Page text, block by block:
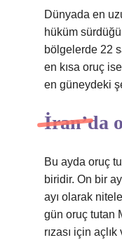
Dünyada en
hüküm
bölgelerde 22
en kısa oruç
en güneydeki
İran’da
Bu ayda oruç
biridir. On bir
ayı olarak
gün oruç tutan
rızası için